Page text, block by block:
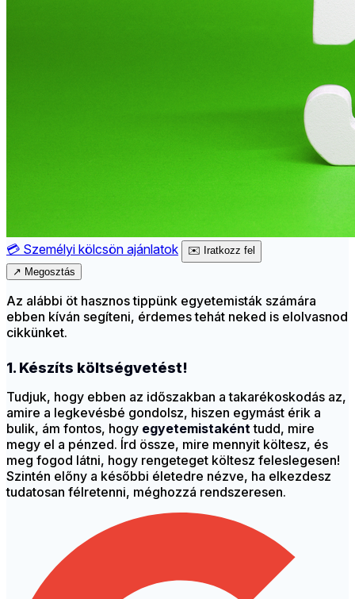
💳 Személyi kölcsön ajánlatok ✉️ Iratkozz fel
↗ Megosztás
Az alábbi öt hasznos tippünk egyetemisták számára
ebben kíván segíteni, érdemes tehát neked is elolvasnod
cikkünket.
1. Készíts költségvetést!
Tudjuk, hogy ebben az időszakban a takarékoskodás az,
amire a legkevésbé gondolsz, hiszen egymást érik a
bulik, ám fontos, hogy egyetemistakénttudd, mire
megy el a pénzed. Írd össze, mire mennyit költesz, és
meg fogod látni, hogy rengeteget költesz feleslegesen!
Szintén előny a későbbi életedre nézve, ha elkezdesz
tudatosan félretenni, méghozzá rendszeresen.